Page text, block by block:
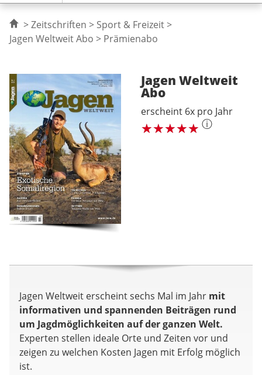
Zeitschriften
Sport & Freizeit
Jagen Weltweit Abo
Prämienabo
Jagen Weltweit
Abo
erscheint 6x pro Jahr
ⓘ
Jagen Weltweit erscheint sechs Mal im Jahr mit
informativen und spannenden Beiträgen rund
um Jagdmöglichkeiten auf der ganzen Welt.
Experten stellen ideale Orte und Zeiten vor und
zeigen zu welchen Kosten Jagen mit Erfolg möglich
ist.